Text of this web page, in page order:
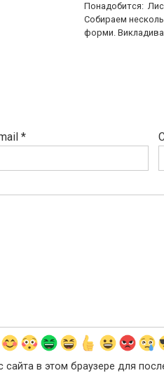
Понадобится:
Собираем
форми.
*
сайта в этом браузере для